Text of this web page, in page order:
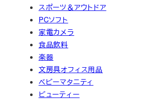
スポーツ＆アウトドア
PCソフト
家電カメラ
食品飲料
楽器
文房具オフィス用品
ベビーマタニティ
ビューティー